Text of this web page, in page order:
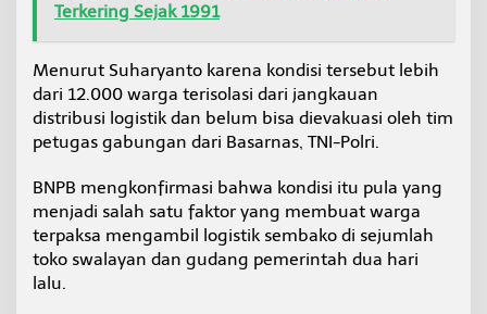
Terkering Sejak 1991
Menurut Suharyanto karena kondisi tersebut lebih
dari 12.000 warga terisolasi dari jangkauan
distribusi logistik dan belum bisa dievakuasi oleh tim
petugas gabungan dari Basarnas, TNI-Polri.
BNPB mengkonfirmasi bahwa kondisi itu pula yang
menjadi salah satu faktor yang membuat warga
terpaksa mengambil logistik sembako di sejumlah
toko swalayan dan gudang pemerintah dua hari
lalu.